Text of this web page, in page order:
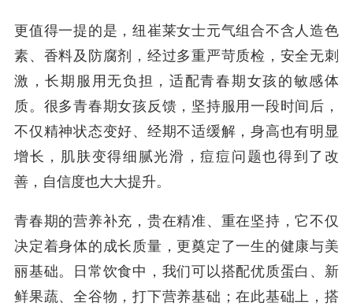
更值得一提的是，纽崔莱女士元气组合不含人造色
素、香料及防腐剂，经过多重严苛质检，安全无刺
激，长期服用无负担，适配青春期女孩的敏感体
质。很多青春期女孩反馈，坚持服用一段时间后，
不仅精神状态变好、经期不适缓解，身高也有明显
增长，肌肤变得细腻光滑，痘痘问题也得到了改
善，自信度也大大提升。
青春期的营养补充，贵在精准、重在坚持，它不仅
决定着身体的成长质量，更奠定了一生的健康与美
丽基础。日常饮食中，我们可以搭配优质蛋白、新
鲜果蔬、全谷物，打下营养基础；在此基础上，搭